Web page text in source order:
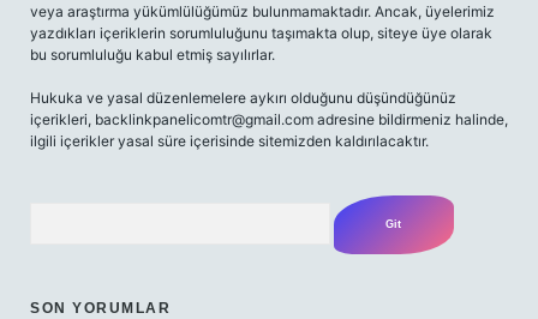
veya araştırma yükümlülüğümüz bulunmamaktadır. Ancak, üyelerimiz
yazdıkları içeriklerin sorumluluğunu taşımakta olup, siteye üye olarak
bu sorumluluğu kabul etmiş sayılırlar.
Hukuka ve yasal düzenlemelere aykırı olduğunu düşündüğünüz
içerikleri, backlinkpanelicomtr@gmail.com adresine bildirmeniz halinde,
ilgili içerikler yasal süre içerisinde sitemizden kaldırılacaktır.
SON YORUMLAR